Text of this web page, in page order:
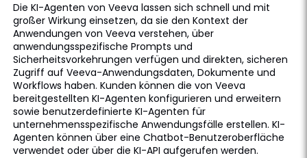
Die KI-Agenten von Veeva lassen sich schnell und mit
großer Wirkung einsetzen, da sie den Kontext der
Anwendungen von Veeva verstehen, über
anwendungsspezifische Prompts und
Sicherheitsvorkehrungen verfügen und direkten, sicheren
Zugriff auf Veeva-Anwendungsdaten, Dokumente und
Workflows haben. Kunden können die von Veeva
bereitgestellten KI-Agenten konfigurieren und erweitern
sowie benutzerdefinierte KI-Agenten für
unternehmensspezifische Anwendungsfälle erstellen. KI-
Agenten können über eine Chatbot-Benutzeroberfläche
verwendet oder über die KI-API aufgerufen werden.